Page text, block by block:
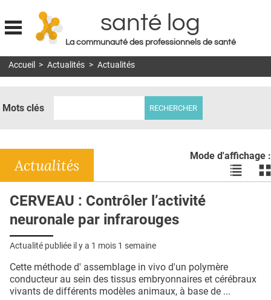
Jump to navigation
santé log
La communauté des professionnels de santé
MON COMPTE
DOSSIERS
RÉSEAUX
E-REVUE SAD
QUI SOMMES-NOUS ?
Accueil > Actualités > Actualités
Mots clés
Mode d'affichage :
Voir
les
les
Actualités
CERVEAU : Contrôler l’activité
neuronale par infrarouges
Actualité publiée il y a 1 mois 1 semaine
Cette méthode d' assemblage in vivo d'un polymère
conducteur au sein des tissus embryonnaires et cérébraux
vivants de différents modèles animaux, à base de ...